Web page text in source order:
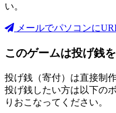
い。
メールでパソコンに
このゲームは投げ銭
投げ銭（寄付）は直接制
投げ銭したい方は以下の
りおこなってください。